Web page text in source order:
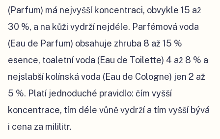
(Parfum) má nejvyšší koncentraci, obvykle 15 až
30 %, a na kůži vydrží nejdéle. Parfémová voda
(Eau de Parfum) obsahuje zhruba 8 až 15 %
esence, toaletní voda (Eau de Toilette) 4 až 8 % a
nejslabší kolínská voda (Eau de Cologne) jen 2 až
5 %. Platí jednoduché pravidlo: čím vyšší
koncentrace, tím déle vůně vydrží a tím vyšší bývá
i cena za mililitr.